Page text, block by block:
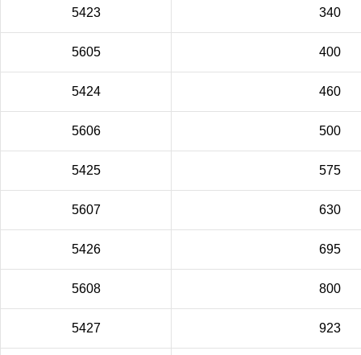
5423 340
5605 400
5424 460
5606 500
5425 575
5607 630
5426 695
5608 800
5427 923